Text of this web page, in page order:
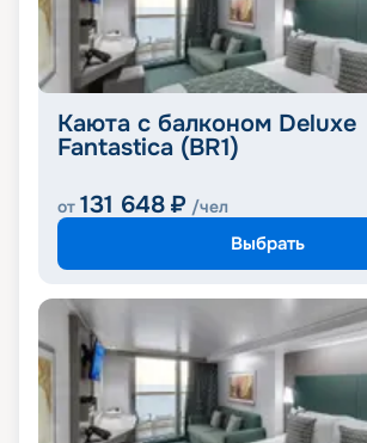
Каюта с балконом Deluxe
Fantastica (BR1)
от 131 648 ₽ /чел
Выбрать